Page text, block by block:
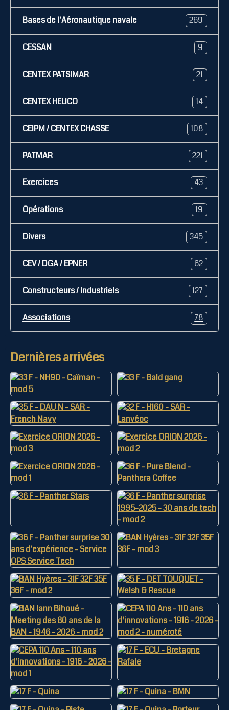
Bases de l'Aéronautique navale 269
CESSAN 9
CENTEX PATSIMAR 21
CENTEX HELICO 14
CEIPM / CENTEX CHASSE 108
PATMAR 221
Exercices 43
Opérations 19
Divers 345
CEV / DGA / EPNER 62
Constructeurs / Industriels 127
Associations 78
Dernières arrivées